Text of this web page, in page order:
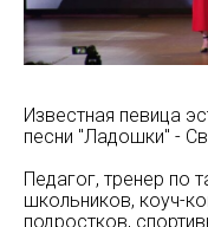
Известная певица
песни "Ладошки" -
Педагог, тренер по
школьников, коуч-
подростков,